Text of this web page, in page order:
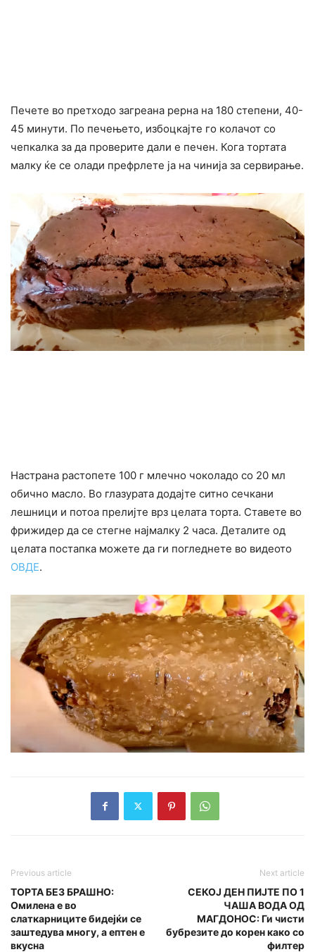
Печете во претходо загреана рерна на 180 степени, 40-
45 минути. По печењето, избоцкајте го колачот со
чепкалка за да проверите дали е печен. Кога тортата
малку ќе се олади префрлете ја на чинија за сервирање.
Настрана растопете 100 г млечно чоколадо со 20 мл
обично масло. Во глазурата додајте ситно сечкани
лешници и потоа прелијте врз целата торта. Ставете во
фрижидер да се стегне најмалку 2 часа. Деталите од
целата постапка можете да ги погледнете во видеото
ОВДЕ.
Previous article
TOРТА БЕЗ БРАШНО:
Омилена е во
слаткарниците бидејќи се
заштедува многу, а ептен е
вкусна
Next article
СЕКОЈ ДЕН ПИЈТЕ ПО 1
ЧАША ВОДА ОД
МАГДОНОС: Ги чисти
бубрезите до корен како со
филтер